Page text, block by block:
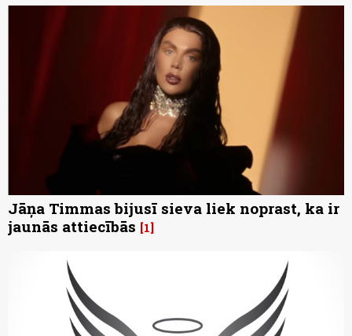
Jāņa Timmas bijusī sieva liek noprast, ka ir
jaunās attiecībās 1